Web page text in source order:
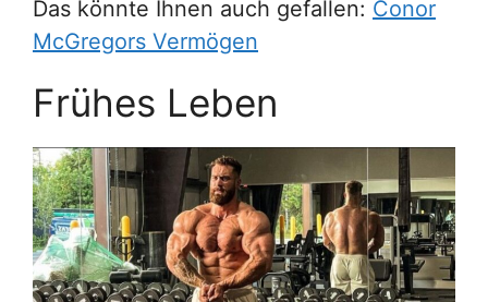
Das könnte Ihnen auch gefallen: Conor
McGregors Vermögen
Frühes Leben